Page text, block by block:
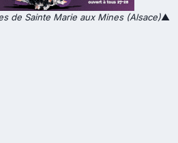
de Sainte Marie aux Mines (Alsace)▲